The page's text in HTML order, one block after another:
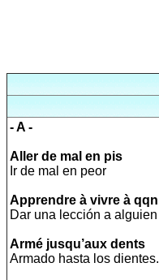
- A -
Aller de mal en pis
Ir de mal en peor
Apprendre à vivre à qqn
Dar una lección a alguien
Armé jusqu’aux dents
Armado hasta los dientes.